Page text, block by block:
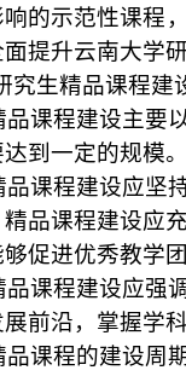
的示范性课程
提升云南大学
究生精品课程建
品课程建设主
到一定的规模。
品课程建设应坚
品课程建设应
促进优秀教学
品课程建设应
前沿，掌握学
品课程的建设周